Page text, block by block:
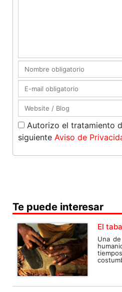
Autorizo el tratamiento
siguienteAviso de
Te puede interesar
El
Una